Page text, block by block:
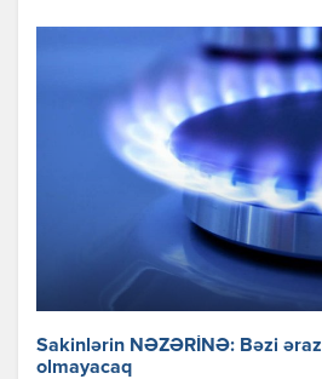
Sakinlərin NƏZƏRİNƏ: Bəzi
olmayacaq